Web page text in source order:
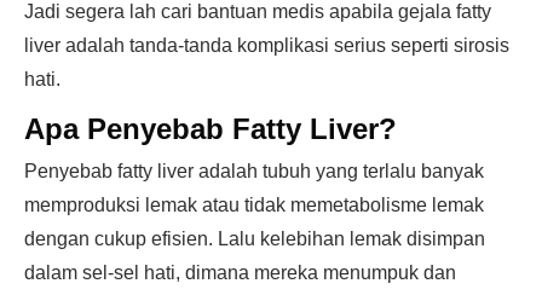
Jadi segera lah cari bantuan medis apabila gejala fatty
liver adalah tanda-tanda komplikasi serius seperti sirosis
hati.
Apa Penyebab Fatty Liver?
Penyebab fatty liver adalah tubuh yang terlalu banyak
memproduksi lemak atau tidak memetabolisme lemak
dengan cukup efisien. Lalu kelebihan lemak disimpan
dalam sel-sel hati, dimana mereka menumpuk dan